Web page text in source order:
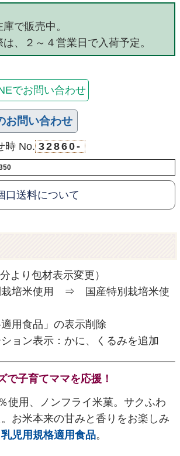
で販売中。
、２～４営業日で入荷予定。
でお問い合わせ
お問い合わせ
時 No. 32860-
口送料について
より包材表示変更）
栽培米使用 ⇒ 国産特別栽培米使
用食品」の表示削除
ション表示：かに、くるみを追加
で子育てママを応援！
使用、ノンフライ米菓。サクふわ
お米本来の甘みと香りをお楽しみ
乳児用規格適用食品。